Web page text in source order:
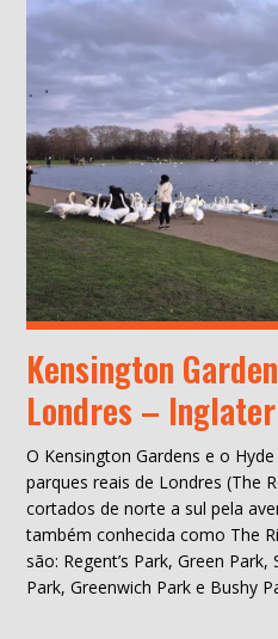
Kensington
Londres –
O Kensington Gardens e o
parques reais de Londres (The
cortados de norte a sul pela
também conhecida como The
são: Regent’s Park, Green Park,
Park, Greenwich Park e Bushy